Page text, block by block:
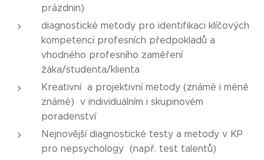
prázdnin)
diagnostické metody pro identifikaci klíčových
kompetencí profesních předpokladů a
vhodného profesního zaměření
žáka/studenta/klienta
Kreativní a projektivní metody (známé i méně
známé) v individuálním i skupinovém
poradenství
Nejnovější diagnostické testy a metody v KP
pro nepsychology (např. test talentů)